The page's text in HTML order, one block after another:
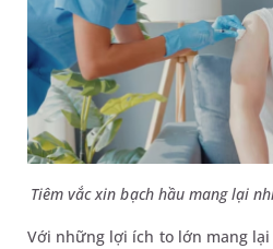
Tiêm vắc xin bạch hầu mang lại
Với những lợi ích to lớn mang